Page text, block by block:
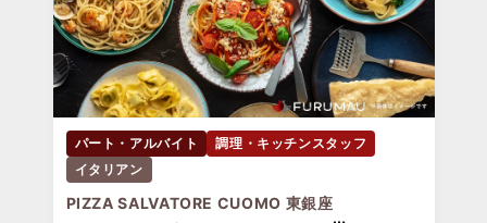
パート・アルバイト
調理・キッチンスタッフ
イタリアン
PIZZA SALVATORE CUOMO 東銀座